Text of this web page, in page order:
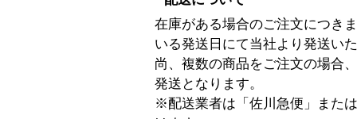
在庫がある場合のご注文につき
いる発送日にて当社より発送い
尚、複数の商品をご注文の場合
発送となります。
※配送業者は「佐川急便」また